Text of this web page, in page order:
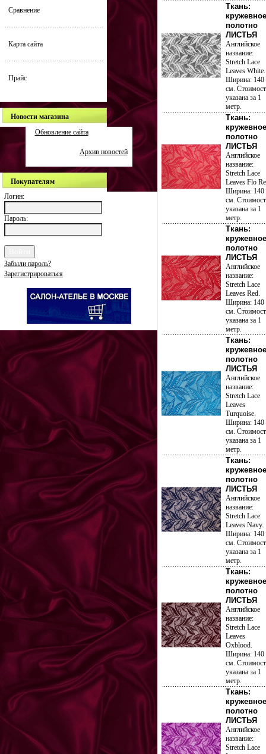
Сравнение
Карта сайта
Прайс
Новости магазина
Обновление сайта
Архив новостей
Покупателям
Логин:
Пароль:
Забыли пароль?
Зарегистрироваться
Ткань:
кружевное
полотно
ЛИСТЬЯ
Английское
название:
Stretch Lace
Leaves White.
Ширина: 140
см.
указана за 1
метр.
Ткань:
кружевное
полотно
ЛИСТЬЯ
Английское
название:
Stretch Lace
Leaves Flo
Ширина: 140
см.
указана за 1
метр.
Ткань:
кружевное
полотно
ЛИСТЬЯ
Английское
название:
Stretch Lace
Leaves Red.
Ширина: 140
см.
указана за 1
метр.
Ткань:
кружевное
полотно
ЛИСТЬЯ
Английское
название:
Stretch Lace
Leaves
Turquoise.
Ширина: 140
см.
указана за 1
метр.
Ткань:
кружевное
полотно
ЛИСТЬЯ
Английское
название:
Stretch Lace
Leaves Navy.
Ширина: 140
см.
указана за 1
метр.
Ткань:
кружевное
полотно
ЛИСТЬЯ
Английское
название:
Stretch Lace
Leaves
Oxblood.
Ширина: 140
см.
указана за 1
метр.
Ткань:
кружевное
полотно
ЛИСТЬЯ
Английское
название:
Stretch Lace